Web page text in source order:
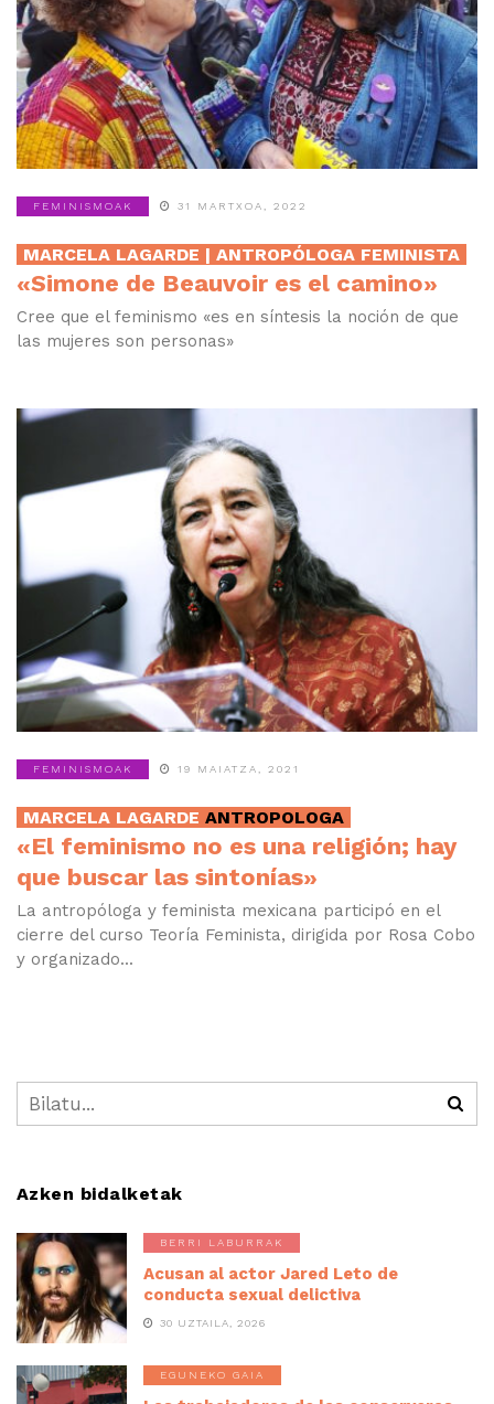
FEMINISMOAK 31 MARTXOA, 2022
MARCELA LAGARDE | ANTROPÓLOGA FEMINISTA
«Simone de Beauvoir es el camino»
Cree que el feminismo «es en síntesis la noción de que
las mujeres son personas»
FEMINISMOAK 19 MAIATZA, 2021
MARCELA LAGARDE ANTROPOLOGA
«El feminismo no es una religión; hay
que buscar las sintonías»
La antropóloga y feminista mexicana participó en el
cierre del curso Teoría Feminista, dirigida por Rosa Cobo
y organizado...
Azken bidalketak
BERRI LABURRAK
Acusan al actor Jared Leto de
conducta sexual delictiva
30 UZTAILA, 2026
EGUNEKO GAIA